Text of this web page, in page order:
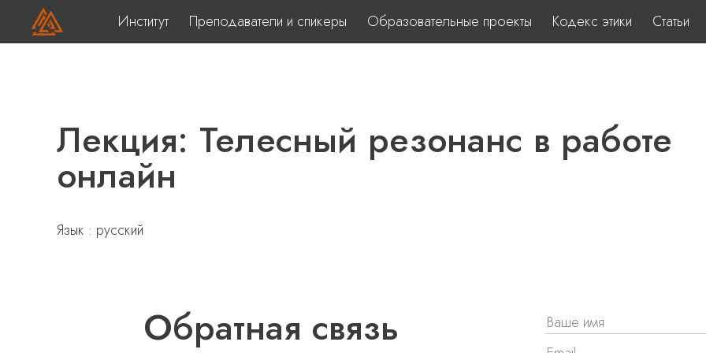
Институт Преподаватели и спикеры Образовательные проекты Кодекс этики Статьи
Лекция: Телесный резонанс в работе
онлайн
Язык : русский
Обратная связь